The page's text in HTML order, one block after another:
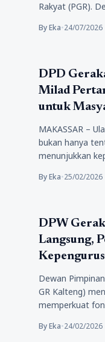
Rakyat (PGR).
By Eka•24/07/2026
Politik
DPD
Milad
untuk
MAKASSAR –
bukan hanya
menunjukkan
By Eka•25/02/2026
Artikel
DPW
Langsung,
Dewan
GR Kalteng)
memperkuat
By Eka•24/02/2026